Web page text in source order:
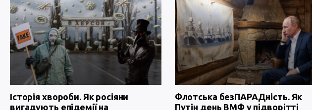
Історія хвороби. Як росіяни
вигадують епідемії на
Флотська безПАРАДність. Як
Путін день ВМФ у підворітті